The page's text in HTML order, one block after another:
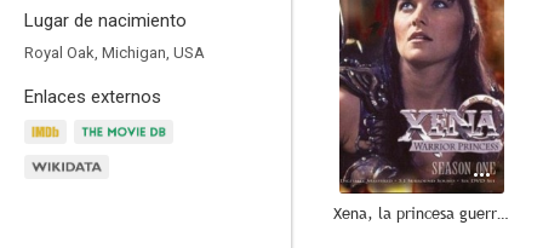
Lugar de nacimiento
Royal Oak, Michigan, USA
Enlaces externos
Xena, la princesa guerrera